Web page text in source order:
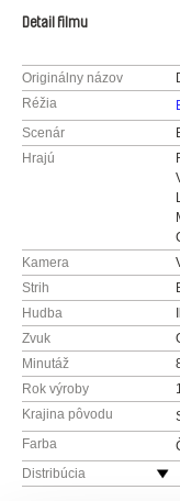
Detail filmu
Originálny názov
Réžia
Scenár
Hrajú
Kamera
Strih
Hudba
Zvuk
Minutáž
Rok výroby
Krajina pôvodu
Farba
Distribúcia